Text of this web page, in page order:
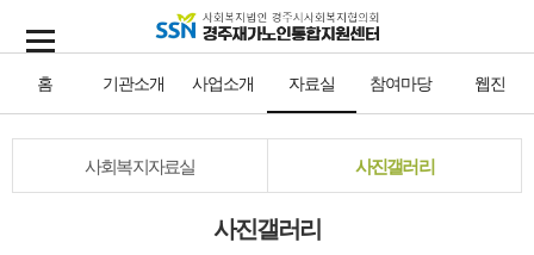
홈 기관소개 사업소개 자료실 참여마당 웹진
사회복지자료실 사진갤러리
사진갤러리